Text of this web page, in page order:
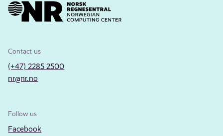
Contact us
(+47) 2285 2500
nr@nr.no
Follow us
Facebook